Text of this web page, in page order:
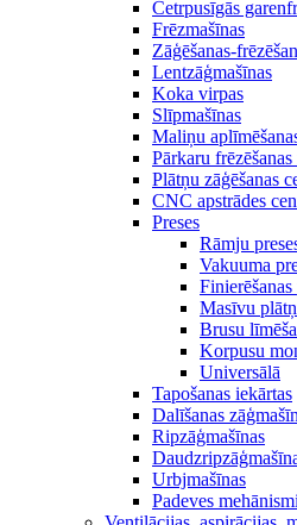
Četrpusīgās
Frēzmašīnas
Zāģēšanas-
Lentzāģmašīnas
Koka virpas
Slīpmašīnas
Maliņu
Pārkaru
Plātņu zāģēšanas
CNC apstrādes
Preses
Rāmju
Vakuuma
Finierēšanas
Masīvu
Brusu
Korpusu
Universālā
Tapošanas iekārtas
Dalīšanas
Ripzāģmašīnas
Urbjmašīnas
Padeves mehānismi